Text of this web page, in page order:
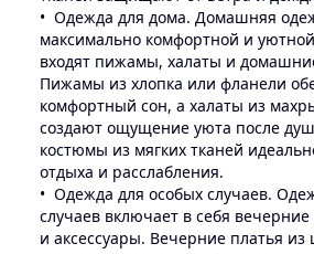
Одежда для дома. Домашняя
максимально комфортной и
входят пижамы, халаты и
Пижамы из хлопка или фланели
комфортный сон, а халаты из
создают ощущение уюта после
костюмы из мягких тканей
отдыха и расслабления.
Одежда для особых случаев.
случаев включает в себя
и аксессуары. Вечерние платья из